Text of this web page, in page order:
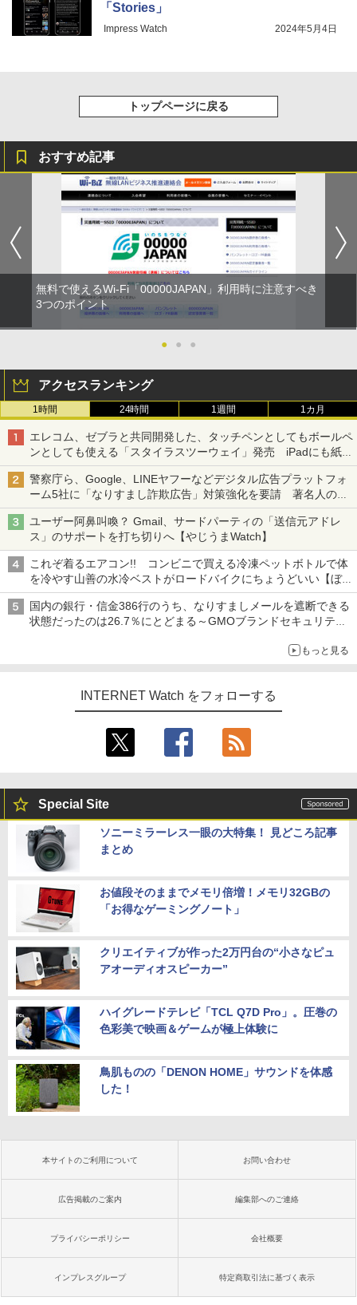
「Stories」
Impress Watch 2024年5月4日
トップページに戻る
おすすめ記事
無料で使えるWi-Fi「00000JAPAN」利用時に注意すべき
3つのポイント
● ● ●
アクセスランキング
1時間 24時間 1週間 1カ月
エレコム、ゼブラと共同開発した、タッチペンとしてもボールペ
ンとしても使える「スタイラスツーウェイ」発売 iPadにも紙に
も、持ち替えずに書き込める
警察庁ら、Google、LINEヤフーなどデジタル広告プラットフォ
ーム5社に「なりすまし詐欺広告」対策強化を要請 著名人の写
真や映像を使った投資詐欺などへの対策として
ユーザー阿鼻叫喚？ Gmail、サードパーティの「送信元アドレ
ス」のサポートを打ち切りへ【やじうまWatch】
これぞ着るエアコン!! コンビニで買える冷凍ペットボトルで体
を冷やす山善の水冷ベストがロードバイクにちょうどいい【ぼっ
ち・ざ・ろーど！その14】【空いた時間でなにしてる？】
国内の銀行・信金386行のうち、なりすましメールを遮断できる
状態だったのは26.7％にとどまる～GMOブランドセキュリティ
もっと見る
INTERNET Watch をフォローする
Special Site
ソニーミラーレス一眼の大特集！ 見どころ記事
まとめ
お値段そのままでメモリ倍増！メモリ32GBの
「お得なゲーミングノート」
クリエイティブが作った2万円台の“小さなピュ
アオーディオスピーカー”
ハイグレードテレビ「TCL Q7D Pro」。圧巻の
色彩美で映画＆ゲームが極上体験に
鳥肌ものの「DENON HOME」サウンドを体感
した！
本サイトのご利用について お問い合わせ
広告掲載のご案内 編集部へのご連絡
プライバシーポリシー 会社概要
インプレスグループ 特定商取引法に基づく表示